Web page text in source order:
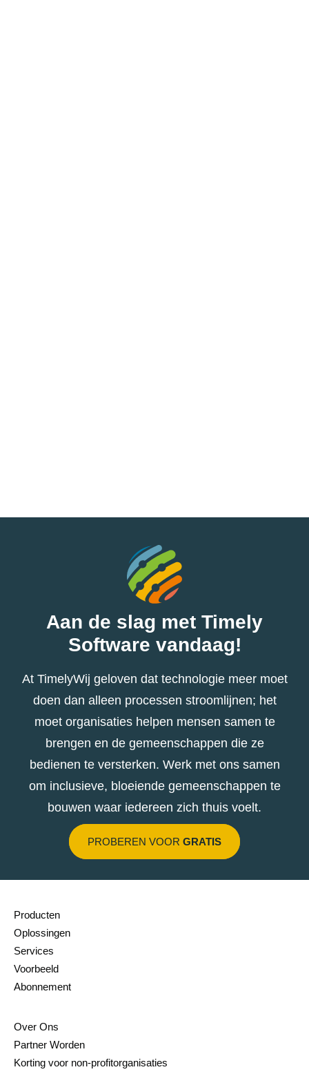
Aan de slag met Timely
Software vandaag!
At TimelyWij geloven dat technologie meer moet
doen dan alleen processen stroomlijnen; het
moet organisaties helpen mensen samen te
brengen en de gemeenschappen die ze
bedienen te versterken. Werk met ons samen
om inclusieve, bloeiende gemeenschappen te
bouwen waar iedereen zich thuis voelt.
PROBEREN VOOR GRATIS
Producten
Oplossingen
Services
Voorbeeld
Abonnement
Over Ons
Partner Worden
Korting voor non-profitorganisaties